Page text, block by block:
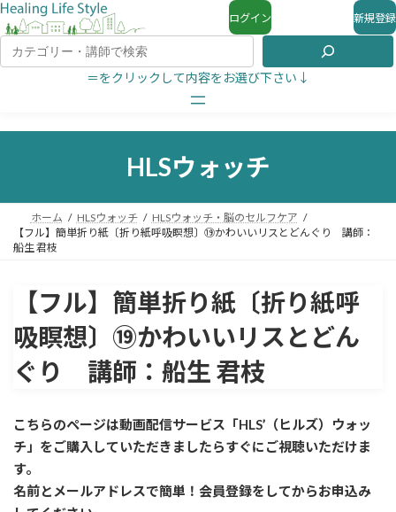
ログイン 新規登録
＝をクリックして内容をお選び下さい↓
HLSウォッチ
ホーム HLSウォッチ
HLSウォッチ・脳のセルフケア
【フル】簡単折り紙〔折り紙呼吸瞑想〕⑲かわいいリスとどんぐり 講師：
船生 君枝
【フル】簡単折り紙〔折り紙呼
吸瞑想〕⑲かわいいリスとどん
ぐり 講師：船生 君枝
こちらのページは動画配信サービス「HLS’（ヒルズ）ウォッ
チ」をご購入していただきましたらすぐに ご視聴いただけま
す。
名前とメールアドレスで簡単！会員登録をしてからお申込み